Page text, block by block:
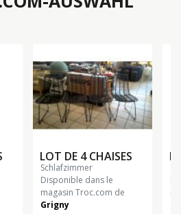
LOT DE 4 CHAISES
schlafzimmer
Disponible dans le
magasin Troc.com de
Grigny